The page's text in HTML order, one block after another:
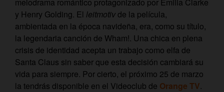
y Henry Golding. El leitmotiv de la película,
ambientada en la época navideña, era, como su título,
la legendaria canción de Wham!. Una chica en plena
crisis de identidad acepta un trabajo como elfa de
Santa Claus sin saber que esta decisión cambiará su
vida para siempre. Por cierto, el próximo 25 de marzo
la tendrás disponible en el Videoclub de Orange TV.